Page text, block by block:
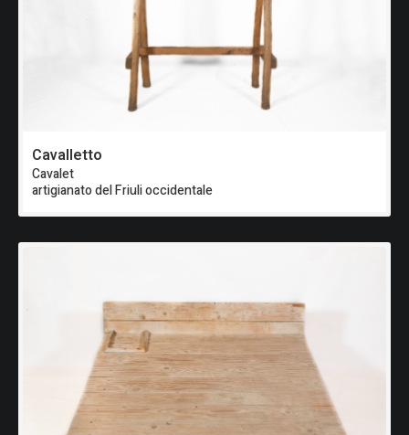
Cavalletto
Cavalet
artigianato del Friuli occidentale